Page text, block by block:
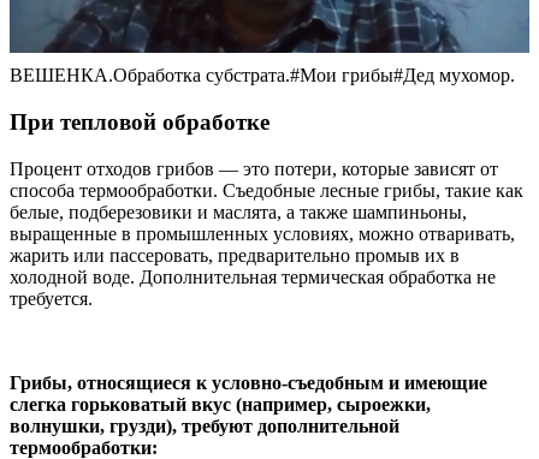
ВЕШЕНКА.Обработка субстрата.#Мои грибы#Дед мухомор.
При тепловой обработке
Процент отходов грибов — это потери, которые зависят от
способа термообработки. Съедобные лесные грибы, такие как
белые, подберезовики и маслята, а также шампиньоны,
выращенные в промышленных условиях, можно отваривать,
жарить или пассеровать, предварительно промыв их в
холодной воде. Дополнительная термическая обработка не
требуется.
Грибы, относящиеся к условно-съедобным и имеющие
слегка горьковатый вкус (например, сыроежки,
волнушки, грузди), требуют дополнительной
термообработки: